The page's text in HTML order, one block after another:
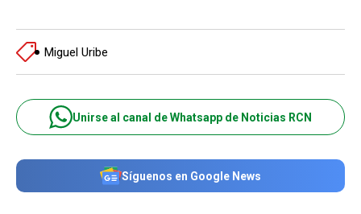
Miguel Uribe
Unirse al canal de Whatsapp de Noticias RCN
Síguenos en Google News